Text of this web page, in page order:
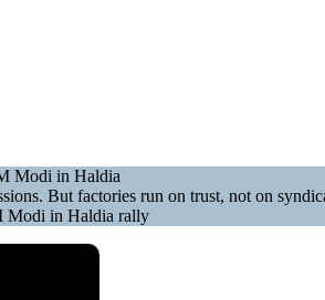
Modi in Haldia
But factories run on trust, not on
Modi in Haldia rally